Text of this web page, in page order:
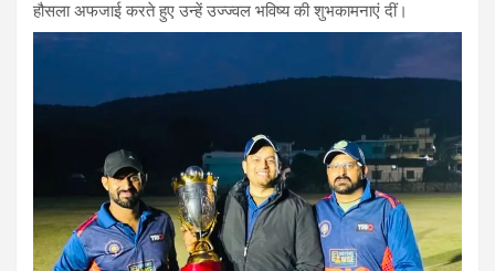
हौसला अफजाई करते हुए उन्हें उज्ज्वल भविष्य की शुभकामनाएं दीं।